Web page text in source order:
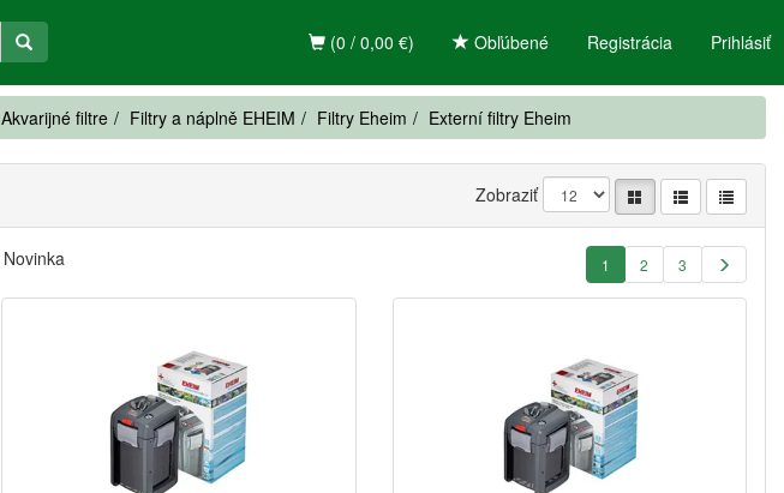
Registrácia Prihlásiť
(0 / 0,00 €) Obľúbené
Akvarijné filtre Filtry a náplně EHEIM Filtry Eheim Externí filtry Eheim
Zobraziť
Novinka 1 2 3